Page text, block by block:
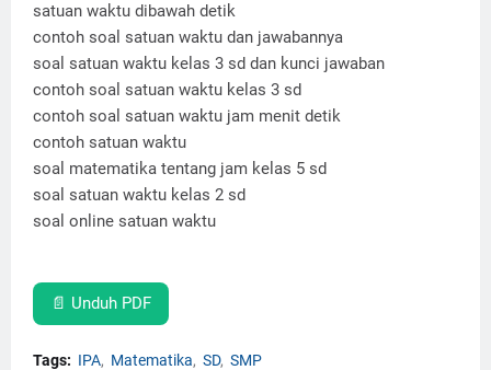
satuan waktu dibawah detik
contoh soal satuan waktu dan jawabannya
soal satuan waktu kelas 3 sd dan kunci jawaban
contoh soal satuan waktu kelas 3 sd
contoh soal satuan waktu jam menit detik
contoh satuan waktu
soal matematika tentang jam kelas 5 sd
soal satuan waktu kelas 2 sd
soal online satuan waktu
📄 Unduh PDF
Tags: IPA Matematika SD SMP